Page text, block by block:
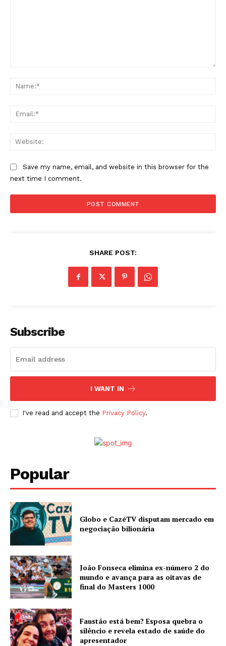
Save my name, email, and website in this browser for the
next time I comment.
SHARE POST:
Subscribe
I WANT IN
I've read and accept the Privacy Policy.
Popular
Globo e CazéTV disputam mercado em
negociação bilionária
João Fonseca elimina ex-número 2 do
mundo e avança para as oitavas de
final do Masters 1000
Faustão está bem? Esposa quebra o
silêncio e revela estado de saúde do
apresentador